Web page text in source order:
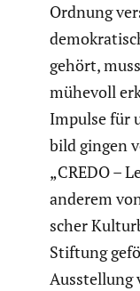
Ordnung
gehört,
mühevoll
Impulse für
bild gingen
„CREDO –
anderem
scher
Stiftung
Ausstel­lung